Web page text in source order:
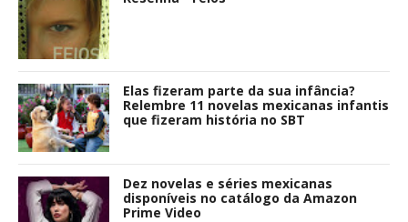
Elas fizeram parte da sua infância?
Relembre 11 novelas mexicanas infantis
que fizeram história no SBT
Dez novelas e séries mexicanas
disponíveis no catálogo da Amazon
Prime Video